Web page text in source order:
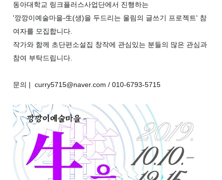
동아대학교 링크플러스사업단에서 진행하는
'깡깡이예술마을-生(생)을 두드리는 울림의 글쓰기 프로젝트' 참
여자를 모집합니다.
작가와 함께 초단편소설집 창작에 관심있는 분들의 많은 관심과
참여 부탁드립니다.
문의 | curry5715@naver.com / 010-6793-5715